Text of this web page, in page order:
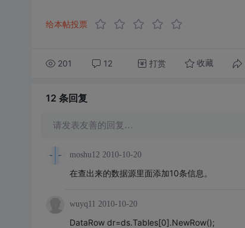
给本帖投票
201 12 打赏 收藏
12 条回复
请发表友善的回复…
moshu12 2010-10-20
在查出来的数据源里面添加10条信息。
wuyq11 2010-10-20
DataRow dr=ds.Tables[0].NewRow();